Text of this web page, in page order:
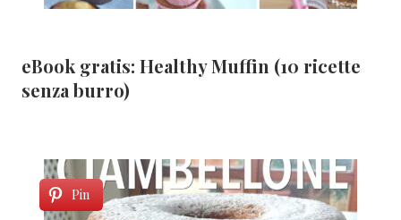
eBook gratis: Healthy Muffin (10 ricette
senza burro)
Pin